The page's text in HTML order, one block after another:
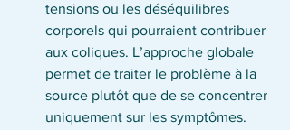
tensions ou les déséquilibres
corporels qui pourraient contribuer
aux coliques. L’approche globale
permet de traiter le problème à la
source plutôt que de se concentrer
uniquement sur les symptômes.